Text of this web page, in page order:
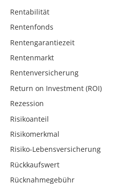
Rentabilität
Rentenfonds
Rentengarantiezeit
Rentenmarkt
Rentenversicherung
Return on Investment (ROI)
Rezession
Risikoanteil
Risikomerkmal
Risiko-Lebensversicherung
Rückkaufswert
Rücknahmegebühr